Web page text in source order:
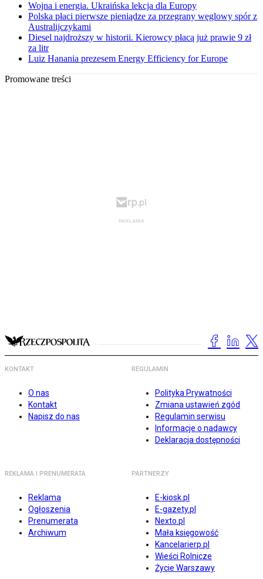
Wojna i energia. Ukraińska lekcja dla Europy
Polska płaci pierwsze pieniądze za przegrany węglowy spór z
Australijczykami
Diesel najdroższy w historii. Kierowcy płacą już prawie 9 zł
za litr
Luiz Hanania prezesem Energy Efficiency for Europe
Promowane treści
KONTAKT
O nas
Kontakt
Napisz do nas
REGULAMIN
Polityka Prywatności
Zmiana ustawień zgód
Regulamin serwisu
Informacje o nadawcy
Deklaracja dostępności
REKLAMA I PRENUMERATA
Reklama
Ogłoszenia
Prenumerata
Archiwum
PARTNERZY
E-kiosk.pl
E-gazety.pl
Nexto.pl
Mała księgowość
Kancelarierp.pl
Wieści Rolnicze
Życie Warszawy